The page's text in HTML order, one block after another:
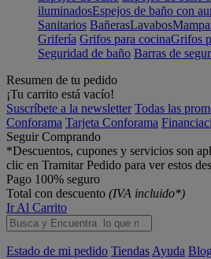
iluminadosEspejos de baño con
Sanitarios BañerasLavabos
Grifería Grifos para cocinaGrifos
Seguridad de baño Barras de
Resumen de tu pedido
¡Tu carrito está vacío!
Suscríbete a la newsletter Todas las
Conforama Tarjeta Conforama
Seguir Comprando
*Descuentos, cupones y servicios son
clic en Tramitar Pedido para ver estos
Pago 100% seguro
Total con descuento (IVA incluido*)
Ir Al Carrito
Estado de mi pedido Tiendas Ayuda Blog